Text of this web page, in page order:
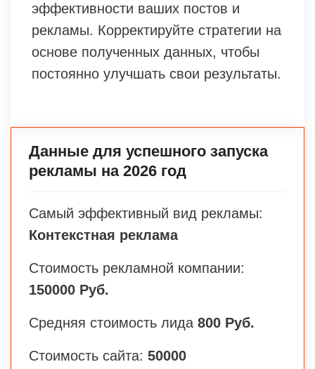
эффективности ваших постов и
рекламы. Корректируйте стратегии на
основе полученных данных, чтобы
постоянно улучшать свои результаты.
Данные для успешного запуска
рекламы на 2026 год
Самый эффективный вид рекламы:
Контекстная реклама
Стоимость рекламной компании:
150000 Руб.
Средняя стоимость лида 800 Руб.
Стоимость сайта: 50000